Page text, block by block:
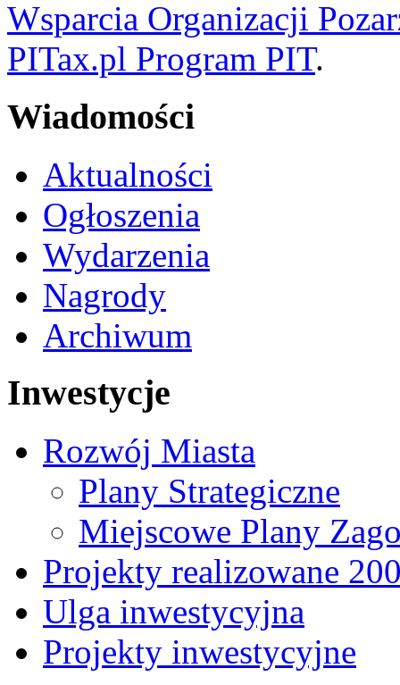
Wsparcia Organizacji
PITax.pl Program PIT.
Wiadomości
Aktualności
Ogłoszenia
Wydarzenia
Nagrody
Archiwum
Inwestycje
Rozwój Miasta
Plany Strategiczne
Miejscowe Plany
Projekty realizowane
Ulga inwestycyjna
Projekty inwestycyjne